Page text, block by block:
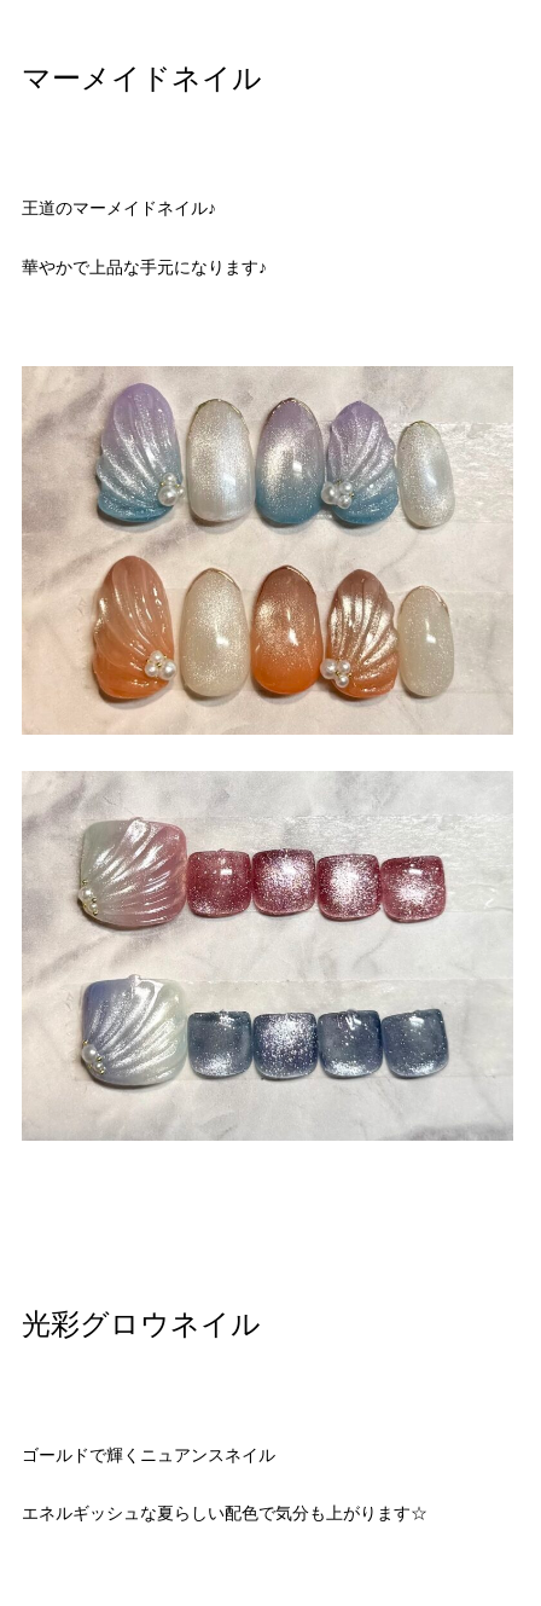
マーメイドネイル
王道のマーメイドネイル♪
華やかで上品な手元になります♪
光彩グロウネイル
ゴールドで輝くニュアンスネイル
エネルギッシュな夏らしい配色で気分も上がります☆